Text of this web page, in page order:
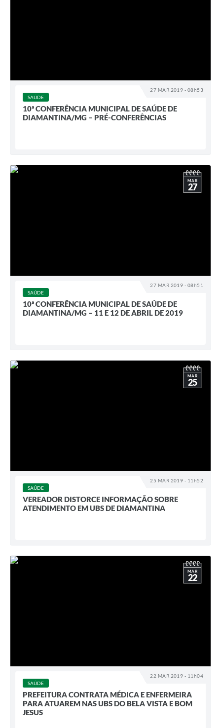
27 MAR 2019 - 08h53
SAÚDE
10ª CONFERÊNCIA MUNICIPAL DE SAÚDE DE
DIAMANTINA/MG – PRÉ-CONFERÊNCIAS
27 MAR 2019 - 08h51
MAR
27
SAÚDE
10ª CONFERÊNCIA MUNICIPAL DE SAÚDE DE
DIAMANTINA/MG – 11 E 12 DE ABRIL DE 2019
25 MAR 2019 - 11h52
MAR
25
SAÚDE
VEREADOR DISTORCE INFORMAÇÃO SOBRE
ATENDIMENTO EM UBS DE DIAMANTINA
22 MAR 2019 - 11h04
MAR
22
SAÚDE
PREFEITURA CONTRATA MÉDICA E ENFERMEIRA
PARA ATUAREM NAS UBS DO BELA VISTA E BOM
JESUS